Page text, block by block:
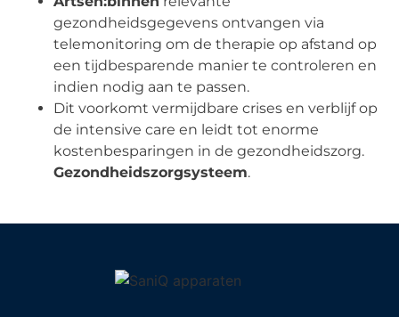
gezondheidsgegevens ontvangen via
telemonitoring om de therapie op afstand op
een tijdbesparende manier te controleren en
indien nodig aan te passen.
Dit voorkomt vermijdbare crises en verblijf op
de intensive care en leidt tot enorme
kostenbesparingen in de gezondheidszorg.
Gezondheidszorgsysteem.